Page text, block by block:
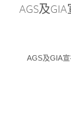
AGS及
AGS及GIA